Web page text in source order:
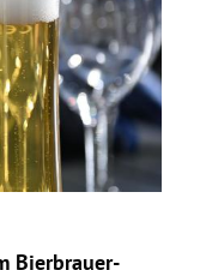
Bierbrauer-